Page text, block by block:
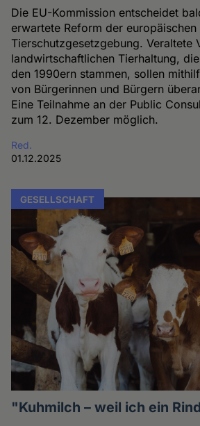
Die EU-Kommission entscheidet
erwartete Reform der europäischen
Tierschutzgesetzgebung. Veraltete
landwirtschaftlichen Tierhaltung,
den 1990ern stammen, sollen
von Bürgerinnen und Bürgern
Eine Teilnahme an der Public
zum 12. Dezember möglich.
Red.
01.12.2025
GESELLSCHAFT
"Kuhmilch – weil ich ein